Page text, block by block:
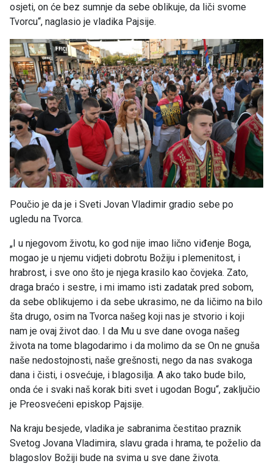
osjeti, on će bez sumnje da sebe oblikuje, da liči svome
Tvorcu“, naglasio je vladika Pajsije.
Poučio je da je i Sveti Jovan Vladimir gradio sebe po
ugledu na Tvorca.
„I u njegovom životu, ko god nije imao lično viđenje Boga,
mogao je u njemu vidjeti dobrotu Božiju i plemenitost, i
hrabrost, i sve ono što je njega krasilo kao čovjeka. Zato,
draga braćo i sestre, i mi imamo isti zadatak pred sobom,
da sebe oblikujemo i da sebe ukrasimo, ne da ličimo na bilo
šta drugo, osim na Tvorca našeg koji nas je stvorio i koji
nam je ovaj život dao. I da Mu u sve dane ovoga našeg
života na tome blagodarimo i da molimo da se On ne gnuša
naše nedostojnosti, naše grešnosti, nego da nas svakoga
dana i čisti, i osvećuje, i blagosilja. A ako tako bude bilo,
onda će i svaki naš korak biti svet i ugodan Bogu“, zaključio
je Preosvećeni episkop Pajsije.
Na kraju besjede, vladika je sabranima čestitao praznik
Svetog Jovana Vladimira, slavu grada i hrama, te poželio da
blagoslov Božiji bude na svima u sve dane života.